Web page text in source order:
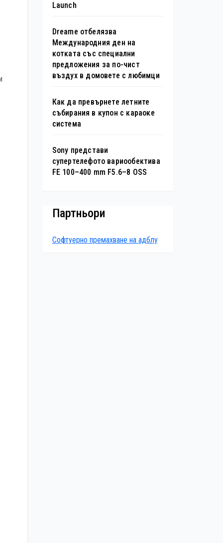
Launch
Dreame отбелязва
Международния ден на
котката със специални
предложения за по-чист
въздух в домовете с любимци
Как да превърнете летните
събирания в купон с караоке
система
Sony представи
супертелефото вариообектива
FE 100–400 mm F5.6–8 OSS
Партньори
Софтуерно премахване на адблу